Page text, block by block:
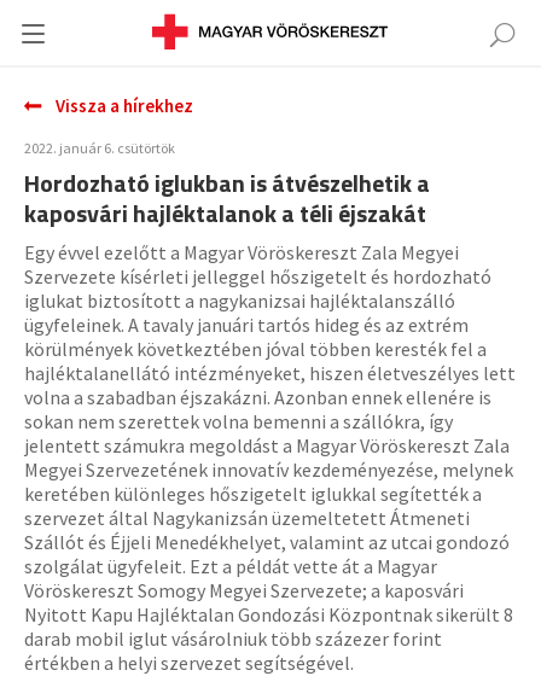
Vissza a hírekhez
2022. január 6. csütörtök
Hordozható iglukban is átvészelhetik a
kaposvári hajléktalanok a téli éjszakát
Egy évvel ezelőtt a Magyar Vöröskereszt Zala Megyei
Szervezete kísérleti jelleggel hőszigetelt és hordozható
iglukat biztosított a nagykanizsai hajléktalanszálló
ügyfeleinek. A tavaly januári tartós hideg és az extrém
körülmények következtében jóval többen keresték fel a
hajléktalanellátó intézményeket, hiszen életveszélyes lett
volna a szabadban éjszakázni. Azonban ennek ellenére is
sokan nem szerettek volna bemenni a szállókra, így
jelentett számukra megoldást a Magyar Vöröskereszt Zala
Megyei Szervezetének innovatív kezdeményezése, melynek
keretében különleges hőszigetelt iglukkal segítették a
szervezet által Nagykanizsán üzemeltetett Átmeneti
Szállót és Éjjeli Menedékhelyet, valamint az utcai gondozó
szolgálat ügyfeleit. Ezt a példát vette át a Magyar
Vöröskereszt Somogy Megyei Szervezete; a kaposvári
Nyitott Kapu Hajléktalan Gondozási Központnak sikerült 8
darab mobil iglut vásárolniuk több százezer forint
értékben a helyi szervezet segítségével.